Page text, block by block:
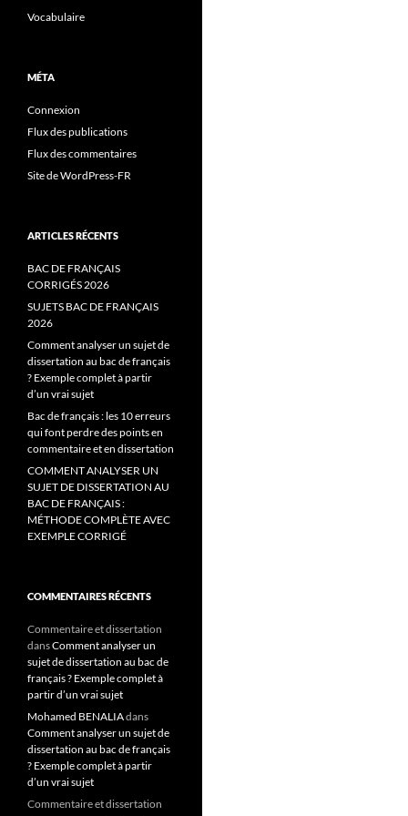
Vocabulaire
MÉTA
Connexion
Flux des publications
Flux des commentaires
Site de WordPress-FR
ARTICLES RÉCENTS
BAC DE FRANÇAIS
CORRIGÉS 2026
SUJETS BAC DE FRANÇAIS
2026
Comment analyser un sujet de
dissertation au bac de français
? Exemple complet à partir
d’un vrai sujet
Bac de français : les 10 erreurs
qui font perdre des points en
commentaire et en dissertation
COMMENT ANALYSER UN
SUJET DE DISSERTATION AU
BAC DE FRANÇAIS :
MÉTHODE COMPLÈTE AVEC
EXEMPLE CORRIGÉ
COMMENTAIRES RÉCENTS
Commentaire et dissertation
dansComment analyser un
sujet de dissertation au bac de
français ? Exemple complet à
partir d’un vrai sujet
Mohamed BENALIAdans
Comment analyser un sujet de
dissertation au bac de français
? Exemple complet à partir
d’un vrai sujet
Commentaire et dissertation